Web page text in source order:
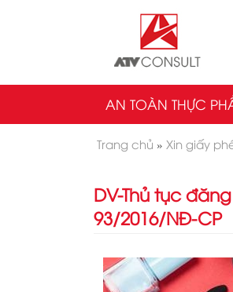
AN TOÀN THỰC
Trang chủ » Xin giấy
DV-Thủ tục
93/2016/NĐ-CP